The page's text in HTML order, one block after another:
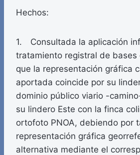
Hechos:
1. Consultada la aplicación
tratamiento registral de bases
que la representación gráfica
aportada coincide por su
dominio público viario -
su lindero Este con la finca
ortofoto PNOA, debiendo por
representación gráfica
alternativa mediante el